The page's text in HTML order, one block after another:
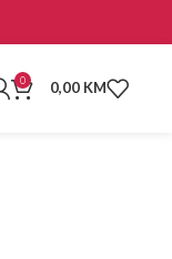
0 0,00 KM